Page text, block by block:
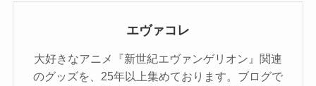
エヴァコレ
大好きなアニメ『新世紀エヴァンゲリオン』関連
のグッズを、25年以上集めております。ブログで